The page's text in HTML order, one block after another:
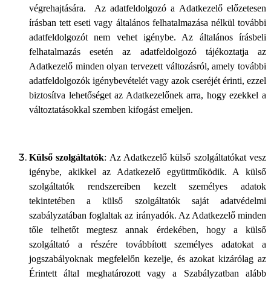
végrehajtására. Az adatfeldolgozó a Adatkezelő előzetesen
írásban tett eseti vagy általános felhatalmazása nélkül további
adatfeldolgozót nem vehet igénybe. Az általános írásbeli
felhatalmazás esetén az adatfeldolgozó tájékoztatja az
Adatkezelő minden olyan tervezett változásról, amely további
adatfeldolgozók igénybevételét vagy azok cseréjét érinti, ezzel
biztosítva lehetőséget az Adatkezelőnek arra, hogy ezekkel a
változtatásokkal szemben kifogást emeljen.
Külső szolgáltatók: Az Adatkezelő külső szolgáltatókat vesz
igénybe, akikkel az Adatkezelő együttműködik. A külső
szolgáltatók rendszereiben kezelt személyes adatok
tekintetében a külső szolgáltatók saját adatvédelmi
szabályzatában foglaltak az irányadók. Az Adatkezelő minden
tőle telhetőt megtesz annak érdekében, hogy a külső
szolgáltató a részére továbbított személyes adatokat a
jogszabályoknak megfelelőn kezelje, és azokat kizárólag az
Érintett által meghatározott vagy a Szabályzatban alább